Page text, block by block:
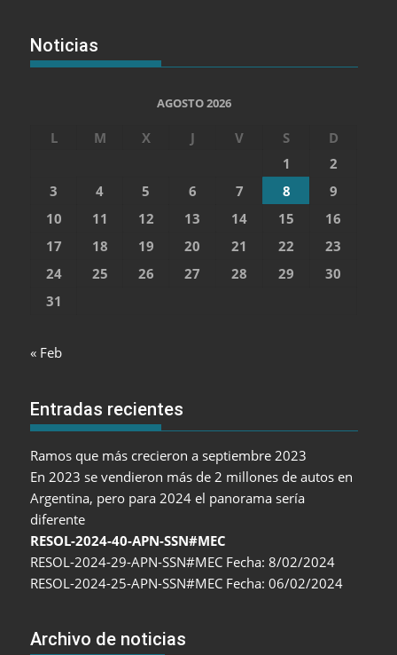
Noticias
AGOSTO 2026
L M X J V S
D
1
2
3
4 5 6 7 8
9
10
11 12 13 14 15
16
17
18 19 20 21 22
23
24
25 26 27 28 29
30
31
« Feb
Entradas recientes
Ramos que más crecieron a septiembre 2023
En 2023 se vendieron más de 2 millones de autos en
Argentina, pero para 2024 el panorama sería
diferente
RESOL-2024-40-APN-SSN#MEC
RESOL-2024-29-APN-SSN#MEC Fecha: 8/02/2024
RESOL-2024-25-APN-SSN#MEC Fecha: 06/02/2024
Archivo de noticias